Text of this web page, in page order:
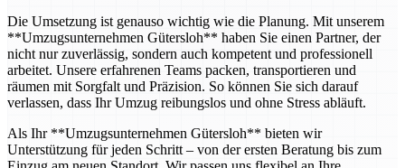
Die Umsetzung ist genauso wichtig wie die Planung. Mit unserem
**Umzugsunternehmen Gütersloh** haben Sie einen Partner, der
nicht nur zuverlässig, sondern auch kompetent und professionell
arbeitet. Unsere erfahrenen Teams packen, transportieren und
räumen mit Sorgfalt und Präzision. So können Sie sich darauf
verlassen, dass Ihr Umzug reibungslos und ohne Stress abläuft.
Als Ihr **Umzugsunternehmen Gütersloh** bieten wir
Unterstützung für jeden Schritt – von der ersten Beratung bis zum